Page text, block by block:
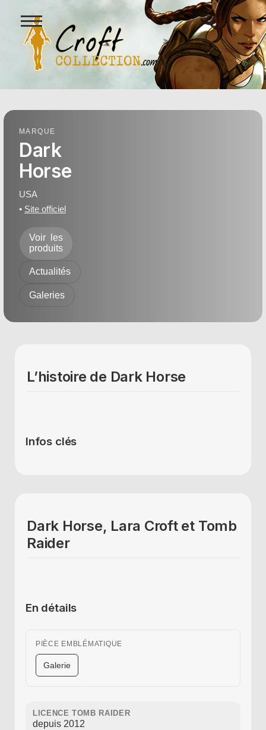
Figurines Lara Croft et
Ouvrir
le
menu
MARQUE
Dark
Horse
USA
• Site officiel
Voir les
produits
Actualités
Galeries
L’histoire de Dark Horse
Infos clés
Dark Horse, Lara Croft et Tomb
Raider
En détails
PIÈCE EMBLÉMATIQUE
Galerie
LICENCE TOMB RAIDER
depuis 2012